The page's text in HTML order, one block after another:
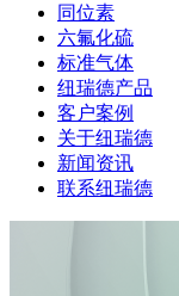
同位素
六氟化硫
标准气体
纽瑞德产品
客户案例
关于纽瑞德
新闻资讯
联系纽瑞德